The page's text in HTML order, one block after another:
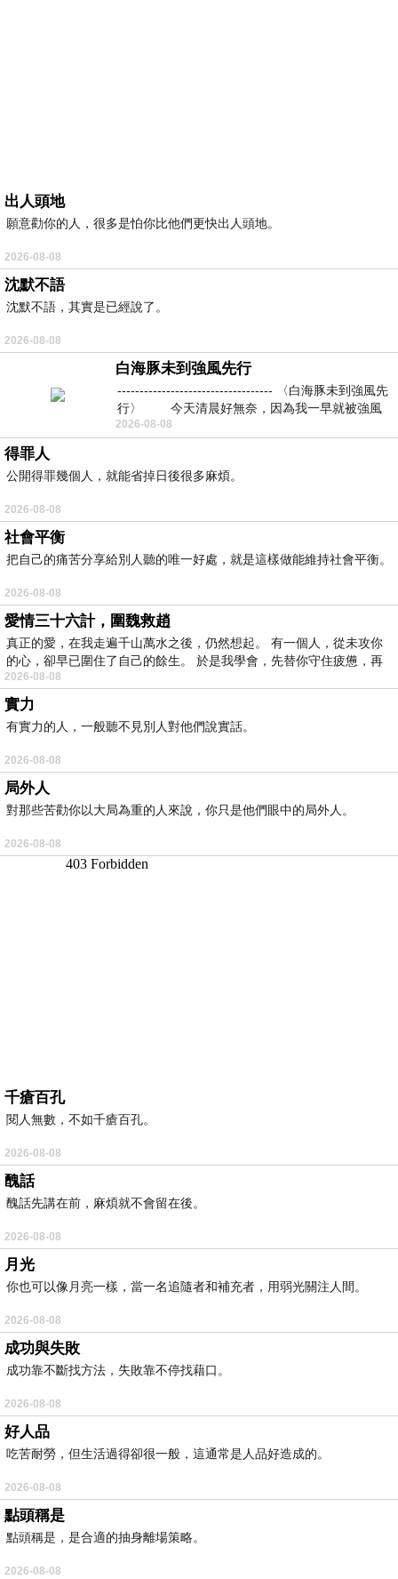
出人頭地
願意勸你的人，很多是怕你比他們更快出人頭地。
2026-08-08
沈默不語
沈默不語，其實是已經說了。
2026-08-08
白海豚未到強風先行
----------------------------------- 〈白海豚未到強風先
行〉 今天清晨好無奈，因為我一早就被強風
2026-08-08
得罪人
公開得罪幾個人，就能省掉日後很多麻煩。
2026-08-08
社會平衡
把自己的痛苦分享給別人聽的唯一好處，就是這樣做能維持社會平衡。
2026-08-08
愛情三十六計，圍魏救趙
真正的愛，在我走遍千山萬水之後，仍然想起。 有一個人，從未攻你
的心，卻早已圍住了自己的餘生。 於是我學會，先替你守住疲憊，再
2026-08-08
實力
有實力的人，一般聽不見別人對他們說實話。
2026-08-08
局外人
對那些苦勸你以大局為重的人來說，你只是他們眼中的局外人。
2026-08-08
千瘡百孔
閱人無數，不如千瘡百孔。
2026-08-08
醜話
醜話先講在前，麻煩就不會留在後。
2026-08-08
月光
你也可以像月亮一樣，當一名追隨者和補充者，用弱光關注人間。
2026-08-08
成功與失敗
成功靠不斷找方法，失敗靠不停找藉口。
2026-08-08
好人品
吃苦耐勞，但生活過得卻很一般，這通常是人品好造成的。
2026-08-08
點頭稱是
點頭稱是，是合適的抽身離場策略。
2026-08-08